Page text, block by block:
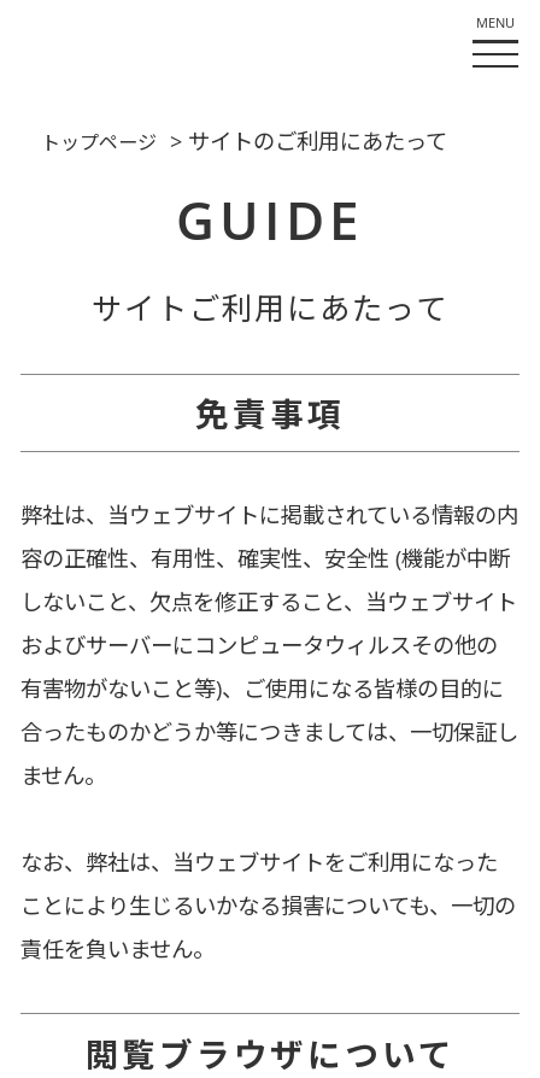
トップページ > サイトのご利用にあたって
GUIDE
サイトご利用にあたって
免責事項
弊社は、当ウェブサイトに掲載されている情報の内
容の正確性、有用性、確実性、安全性 (機能が中断
しないこと、欠点を修正すること、当ウェブサイト
およびサーバーにコンピュータウィルスその他の
有害物がないこと等)、ご使用になる皆様の目的に
合ったものかどうか等につきましては、一切保証し
ません。
なお、弊社は、当ウェブサイトをご利用になった
ことにより生じるいかなる損害についても、一切の
責任を負いません。
閲覧ブラウザについて